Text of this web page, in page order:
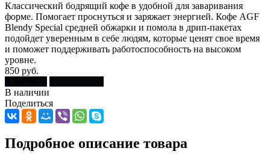
Классический бодрящий кофе в удобной для заваривания
форме. Помогает проснуться и заряжает энергией. Кофе AGF
Blendy Special средней обжарки и помола в дрип-пакетах
подойдет уверенным в себе людям, которые ценят свое время
и поможет поддерживать работоспособность на высоком
уровне.
850 руб.
В наличии
Поделиться
Подробное описание товара